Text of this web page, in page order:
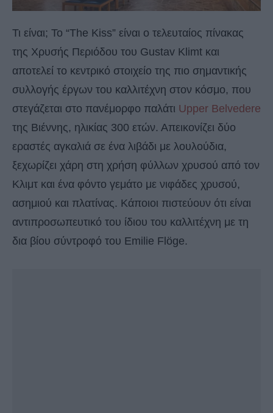
Τι είναι; Το “The Kiss” είναι ο τελευταίος πίνακας
της Χρυσής Περιόδου του Gustav Klimt και
αποτελεί το κεντρικό στοιχείο της πιο σημαντικής
συλλογής έργων του καλλιτέχνη στον κόσμο, που
στεγάζεται στο πανέμορφο παλάτι Upper Belvedere
της Βιέννης, ηλικίας 300 ετών. Απεικονίζει δύο
εραστές αγκαλιά σε ένα λιβάδι με λουλούδια,
ξεχωρίζει χάρη στη χρήση φύλλων χρυσού από τον
Κλιμτ και ένα φόντο γεμάτο με νιφάδες χρυσού,
ασημιού και πλατίνας. Κάποιοι πιστεύουν ότι είναι
αντιπροσωπευτικό του ίδιου του καλλιτέχνη με τη
δια βίου σύντροφό του Emilie Flöge.